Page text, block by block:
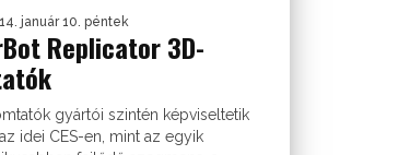
január 10. péntek
Replicator 3D-
gyártói szintén képviseltetik
idei CES-en, mint az egyik